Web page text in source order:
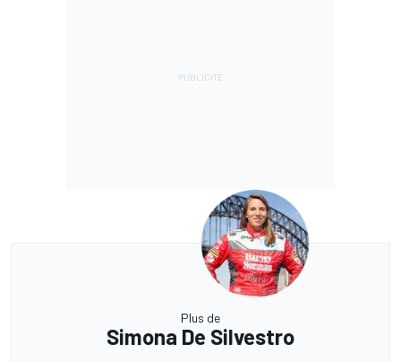
Plus de
Simona De Silvestro